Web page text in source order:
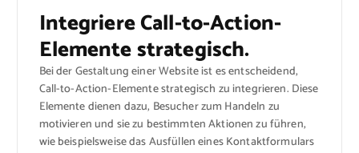
Integriere Call-to-Action-
Elemente strategisch.
Bei der Gestaltung einer Website ist es entscheidend,
Call-to-Action-Elemente strategisch zu integrieren. Diese
Elemente dienen dazu, Besucher zum Handeln zu
motivieren und sie zu bestimmten Aktionen zu führen,
wie beispielsweise das Ausfüllen eines Kontaktformulars